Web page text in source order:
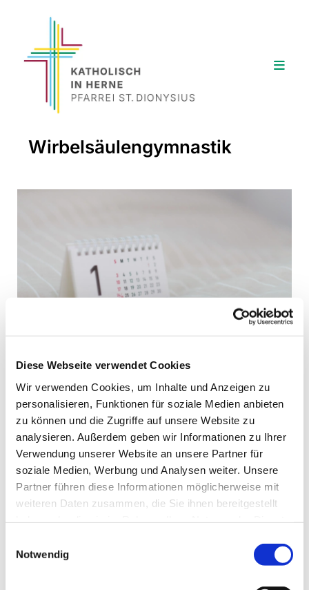
Diese Webseite verwendet Cookies
Wir verwenden Cookies, um Inhalte und Anzeigen zu
personalisieren, Funktionen für soziale Medien anbieten
zu können und die Zugriffe auf unsere Website zu
analysieren. Außerdem geben wir Informationen zu Ihrer
Verwendung unserer Website an unsere Partner für
soziale Medien, Werbung und Analysen weiter. Unsere
Partner führen diese Informationen möglicherweise mit
weiteren Daten zusammen, die Sie ihnen bereitgestellt
Notwendig
Wirbelsäulengymnastik
Freitag, 2. Juli 2027, 12:00 Uhr
St. Joseph Gemeindehaus,
Roonstr. 74, 44628 Herne
Frau Skiba Tel.: 0178-5918484